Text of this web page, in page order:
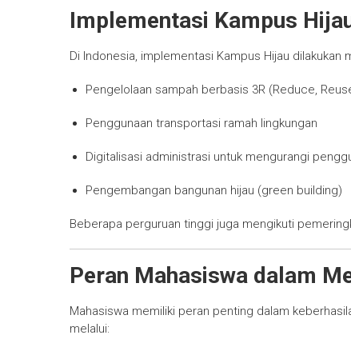
Implementasi Kampus
Di Indonesia, implementasi Kampus Hijau
Pengelolaan sampah berbasis 3R (Reduce,
Penggunaan transportasi ramah lingkungan
Digitalisasi administrasi untuk mengurangi
Pengembangan bangunan hijau (green building)
Beberapa perguruan tinggi juga mengikuti
Peran Mahasiswa dalam
Mahasiswa memiliki peran penting dalam
melalui: